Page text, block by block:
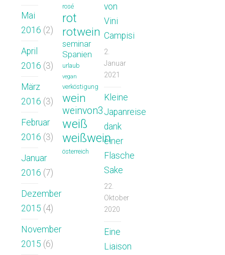
Mai
2016 (2)
April
2016 (3)
März
2016 (3)
Februar
2016 (3)
Januar
2016 (7)
Dezember
2015 (4)
November
2015 (6)
rosé
rot
rotwein
seminar
Spanien
urlaub
vegan
verköstigung
wein
weinvon3
weiß
weißwein
österreich
von
Vini
Campisi
2.
Januar
2021
Kleine
Japanreise
dank
einer
Flasche
Sake
22.
Oktober
2020
Eine
Liaison